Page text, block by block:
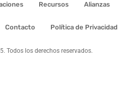
Recursos Alianzas
Contacto Política de Privacidad
Todos los derechos reservados.